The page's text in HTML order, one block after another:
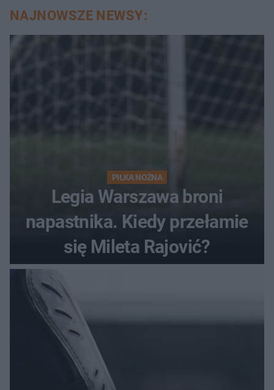
NAJNOWSZE NEWSY:
PIŁKA NOŻNA
Legia Warszawa broni
napastnika. Kiedy przełamie
się Mileta Rajović?